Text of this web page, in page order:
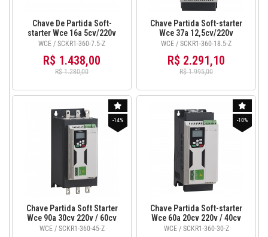
Chave De Partida Soft-
starter Wce 16a 5cv/220v
10cv/380v com Ihm -
WCE / SCKR1-360-7.5-Z
R$ 1.438,00
R$ 1.280,00
Chave Partida Soft-starter
Wce 37a 12,5cv/220v
20cv/380v com Ihm SCKR1-
WCE / SCKR1-360-18.5-Z
R$ 2.291,10
R$ 1.995,00
-14%
Chave Partida Soft Starter
Wce 90a 30cv 220v / 60cv
380v Ihm - SCKR1-360-45-Z
WCE / SCKR1-360-45-Z
-10%
Chave Partida Soft-starter
Wce 60a 20cv 220v / 40cv
380v com Ihm SCKR1-360-
WCE / SCKR1-360-30-Z